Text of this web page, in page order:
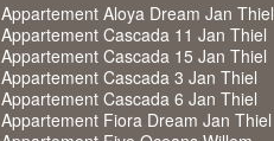
Appartement Aloya Dream Jan Thiel
Appartement Cascada 11 Jan Thiel
Appartement Cascada 15 Jan Thiel
Appartement Cascada 3 Jan Thiel
Appartement Cascada 6 Jan Thiel
Appartement Fiora Dream Jan Thiel